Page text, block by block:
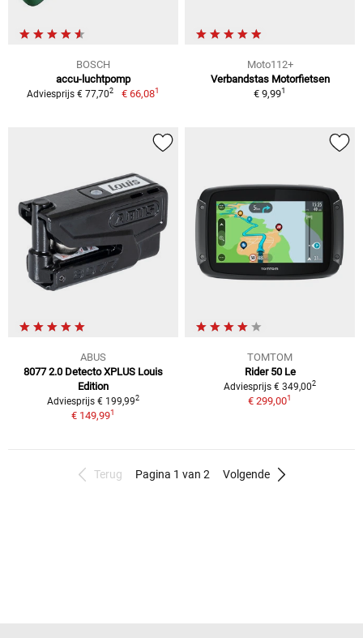
BOSCH
accu-luchtpomp
Adviesprijs € 77,702 € 66,081
Moto112+
Verbandstas Motorfietsen
€ 9,991
ABUS
8077 2.0 Detecto XPLUS Louis
Edition
Adviesprijs € 199,992
€ 149,991
TOMTOM
Rider 50 Le
Adviesprijs € 349,002
€ 299,001
Terug Pagina 1 van 2 Volgende